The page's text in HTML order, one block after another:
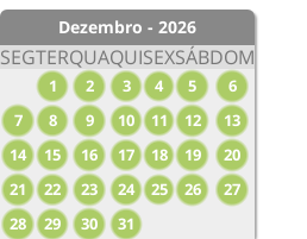
Dezembro - 2026
SEGTERQUAQUISEXSÁBDOM
1 2 3 4 5
6
7
8 9 10 11 12
13
14
15 16 17 18 19
20
21
22 23 24 25 26
27
28
29 30 31